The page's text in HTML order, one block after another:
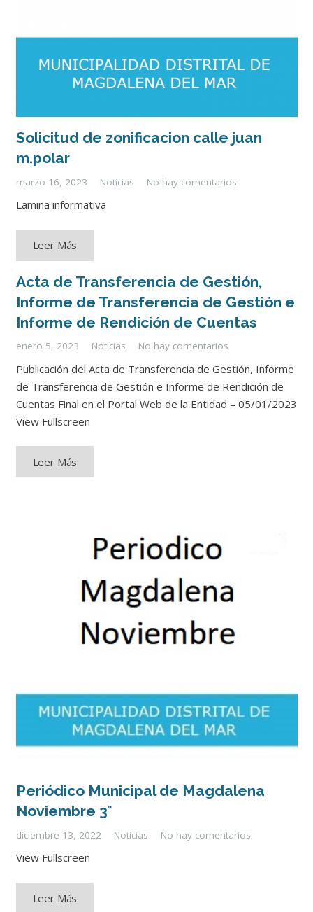
Solicitud de zonificacion calle juan
m.polar
marzo 16, 2023 Noticias No hay comentarios
Lamina informativa
Leer Más
Acta de Transferencia de Gestión,
Informe de Transferencia de Gestión e
Informe de Rendición de Cuentas
enero 5, 2023 Noticias No hay comentarios
Publicación del Acta de Transferencia de Gestión, Informe
de Transferencia de Gestión e Informe de Rendición de
Cuentas Final en el Portal Web de la Entidad – 05/01/2023
View Fullscreen
Leer Más
Periódico Municipal de Magdalena
Noviembre 3°
diciembre 13, 2022 Noticias No hay comentarios
View Fullscreen
Leer Más